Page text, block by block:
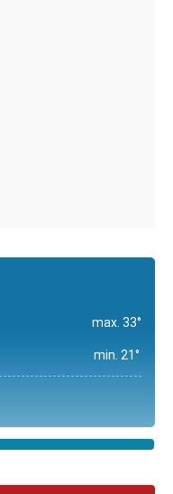
max. 33°
min. 21°